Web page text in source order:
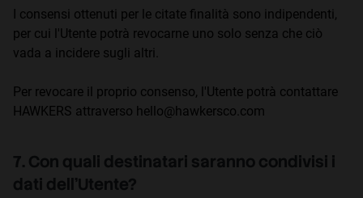
I consensi ottenuti per le citate finalità sono indipendenti,
per cui l'Utente potrà revocarne uno solo senza che ciò
vada a incidere sugli altri.
Per revocare il proprio consenso, l'Utente potrà contattare
HAWKERS attraverso hello@hawkersco.com
7. Con quali destinatari saranno condivisi i
dati dell'Utente?